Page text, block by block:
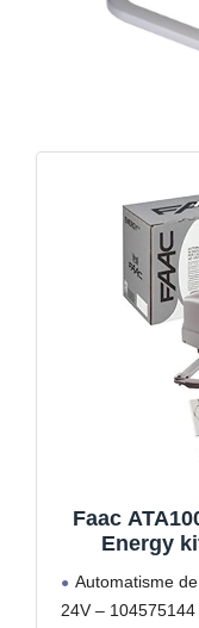
Faac
Energy
Automatisme
24V – 104575144